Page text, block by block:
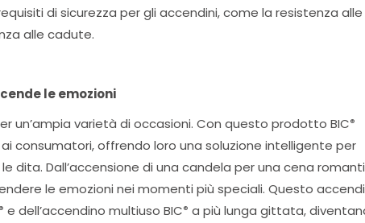
di sicurezza per gli accendini, come la resistenza
alle cadute.
le emozioni
un’ampia varietà di occasioni. Con questo prodotto BIC®
consumatori, offrendo loro una soluzione intelligente per
dita. Dall’accensione di una candela per una cena
le emozioni nei momenti più speciali. Questo
® e dell’accendino multiuso BIC® a più lunga gittata,